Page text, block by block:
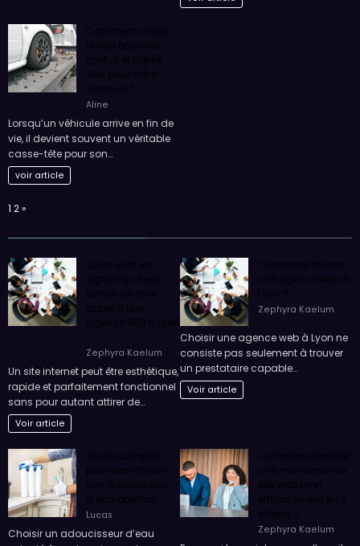
Comment choisir
le bon épaviste
gratuit et agréé
VHU pour votre
véhicule ?
Aline
Lorsqu’un véhicule arrive en fin de
vie, il devient souvent un véritable
casse-tête pour son…
voir article
Page:
1 2Next
»
Quels sont les
signes qu’il est
temps de faire
appel à une
agence SEO à Lyon
?
Zephyra Kaelum
Un site internet peut être esthétique,
rapide et parfaitement fonctionnel
sans pour autant attirer de…
Voir article
Comment choisir
une agence web à
Lyon ?
Zephyra Kaelum
Choisir une agence web à Lyon ne
consiste pas seulement à trouver
un prestataire capable…
Voir article
Guide complet
pour bien choisir
son adoucisseur
d’eau optimal
Lucas
Choisir un adoucisseur d’eau
Comment planifier
une maintenance
site web Lyon
efficacement en 3
étapes ?
Zephyra Kaelum